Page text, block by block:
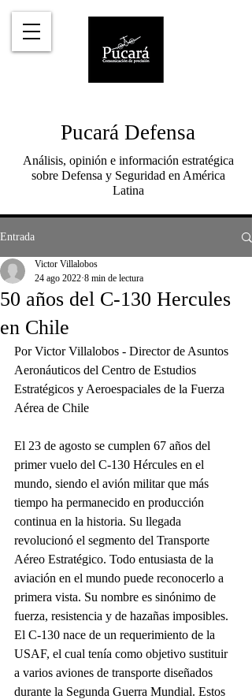
Pucará Defensa
Análisis, opinión e información estratégica
sobre Defensa y Seguridad en América
Latina
Entrada
50 años del C-130 Hercules
en Chile
Victor Villalobos
24 ago 2022 8 min de lectura
Por Victor Villalobos - Director de Asuntos
Aeronáuticos del Centro de Estudios
Estratégicos y Aeroespaciales de la Fuerza
Aérea de Chile
El 23 de agosto se cumplen 67 años del
primer vuelo del C-130 Hércules en el
mundo, siendo el avión militar que más
tiempo ha permanecido en producción
continua en la historia. Su llegada
revolucionó el segmento del Transporte
Aéreo Estratégico. Todo entusiasta de la
aviación en el mundo puede reconocerlo a
primera vista. Su nombre es sinónimo de
fuerza, resistencia y de hazañas imposibles.
El C-130 nace de un requerimiento de la
USAF, el cual tenía como objetivo sustituir
a varios aviones de transporte diseñados
durante la Segunda Guerra Mundial. Estos